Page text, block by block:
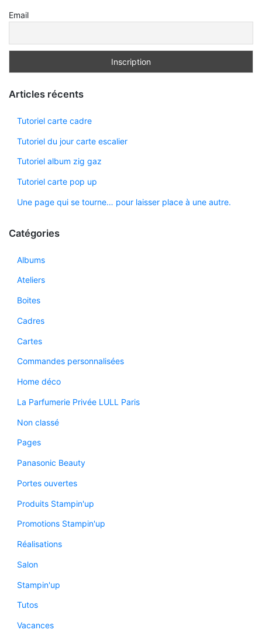
Email
Articles récents
Tutoriel carte cadre
Tutoriel du jour carte escalier
Tutoriel album zig gaz
Tutoriel carte pop up
Une page qui se tourne… pour laisser place à une autre.
Catégories
Albums
Ateliers
Boites
Cadres
Cartes
Commandes personnalisées
Home déco
La Parfumerie Privée LULL Paris
Non classé
Pages
Panasonic Beauty
Portes ouvertes
Produits Stampin'up
Promotions Stampin'up
Réalisations
Salon
Stampin'up
Tutos
Vacances